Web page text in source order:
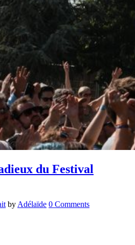
du Festival
byAdélaïde 0 Comments